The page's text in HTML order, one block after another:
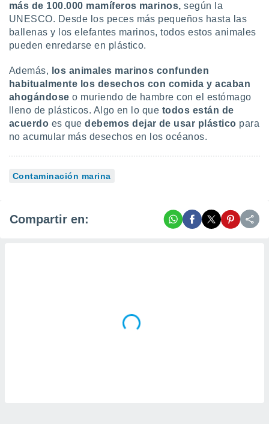
más de 100.000 mamíferos marinos, según la
UNESCO. Desde los peces más pequeños hasta las
ballenas y los elefantes marinos, todos estos animales
pueden enredarse en plástico.
Además, los animales marinos confunden
habitualmente los desechos con comida y acaban
ahogándose o muriendo de hambre con el estómago
lleno de plásticos. Algo en lo que todos están de
acuerdo es quedebemosdejar de usar plástico para
no acumular más desechos en los océanos.
Contaminación marina
Compartir en: